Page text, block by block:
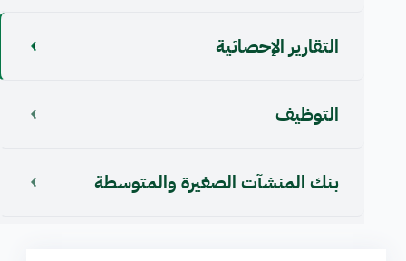
التقارير الإحصائية
التوظيف
بنك المنشآت الصغيرة والمتوسطة